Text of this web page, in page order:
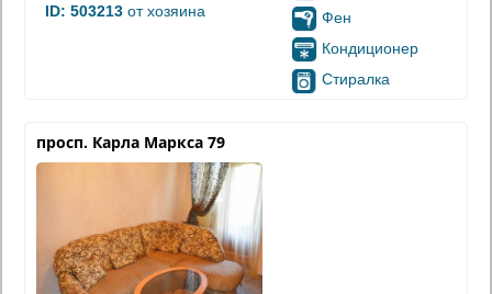
ID: 503213 от хозяина
Фен
Кондиционер
Стиралка
просп. Карла Маркса 79